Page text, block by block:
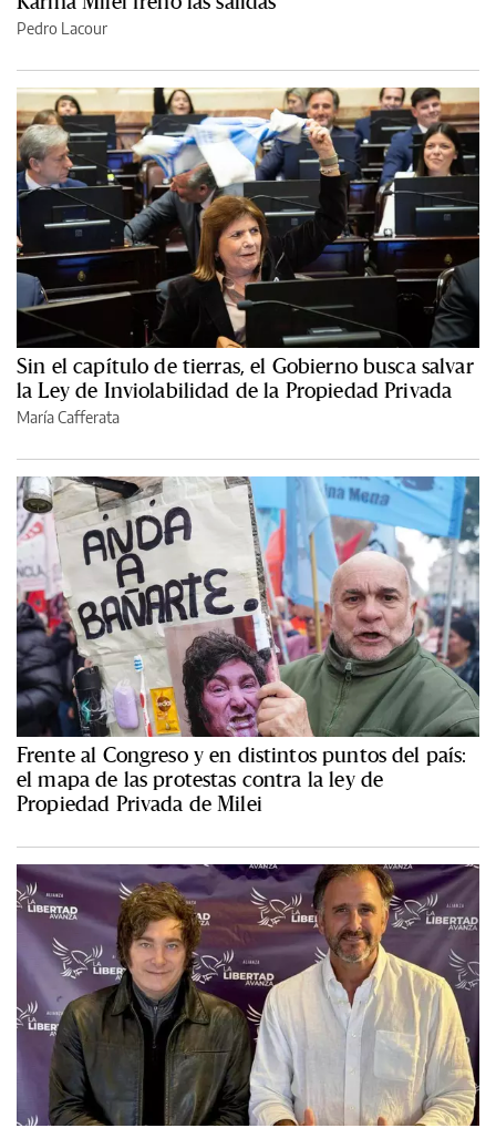
Pedro Lacour
Sin el capítulo de tierras, el Gobierno busca salvar
la Ley de Inviolabilidad de la Propiedad Privada
María Cafferata
Frente al Congreso y en distintos puntos del país:
el mapa de las protestas contra la ley de
Propiedad Privada de Milei